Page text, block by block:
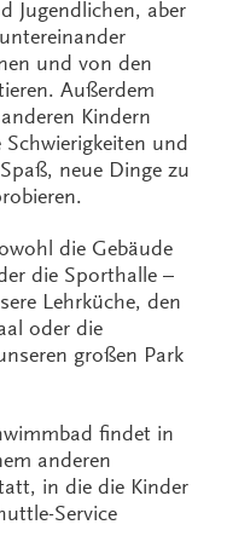
Jugendlichen, aber
und von den
Außerdem
Kindern
und
neue Dinge zu
die Gebäude
die Sporthalle –
Lehrküche, den
oder die
großen Park
findet in
anderen
in die die Kinder
Service